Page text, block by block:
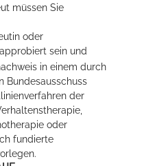
müssen Sie
oder
sein und
in einem durch
Bundesausschuss
der
oder
fundierte